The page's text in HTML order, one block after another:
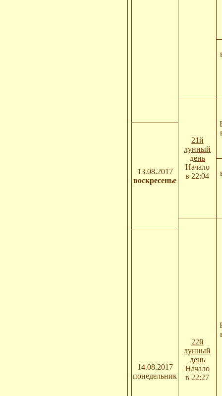
21й
лунный
день
Начало
в 22:04
13.08.2017
воскресенье
22й
лунный
день
Начало
в 22:27
14.08.2017
понедельник